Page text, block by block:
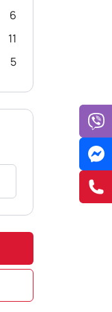
6
11
5